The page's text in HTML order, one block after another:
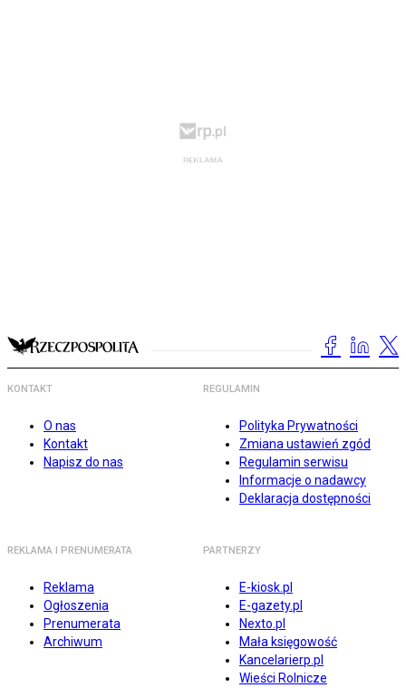
KONTAKT
O nas
Kontakt
Napisz do nas
REGULAMIN
Polityka Prywatności
Zmiana ustawień zgód
Regulamin serwisu
Informacje o nadawcy
Deklaracja dostępności
REKLAMA I PRENUMERATA
Reklama
Ogłoszenia
Prenumerata
Archiwum
PARTNERZY
E-kiosk.pl
E-gazety.pl
Nexto.pl
Mała księgowość
Kancelarierp.pl
Wieści Rolnicze